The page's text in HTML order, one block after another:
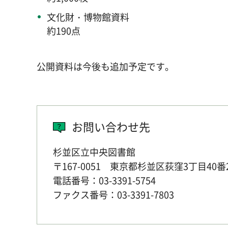
文化財・博物館資料
約190点
公開資料は今後も追加予定です。
お問い合わせ先
杉並区立中央図書館
〒167-0051 東京都杉並区荻窪3丁目40
電話番号：03-3391-5754
ファクス番号：03-3391-7803